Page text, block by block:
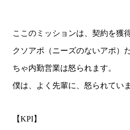
ここのミッションは、契約を獲
クソアポ（ニーズのないアポ）
ちゃ内勤営業は怒られます。
僕は、よく先輩に、怒られてい
【KPI】